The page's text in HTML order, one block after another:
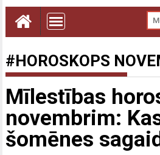
#HOROSKOPS
Mīlestības
novembrim:
šomēnes